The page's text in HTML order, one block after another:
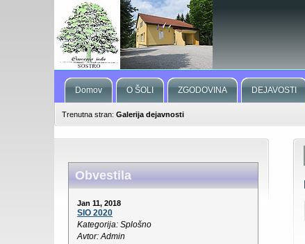
Domov O ŠOLI ZGODOVINA DEJAVOSTI
Trenutna stran: Galerija dejavnosti
Obvestila
Jan 11, 2018
SIO 2020
Kategorija: Splošno
Avtor: Admin